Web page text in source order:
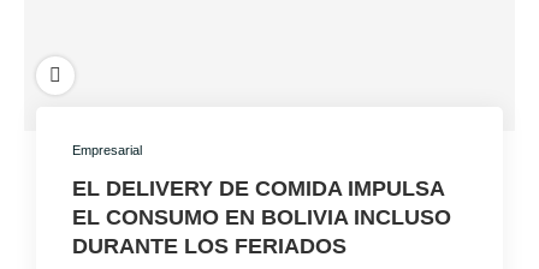
Empresarial
EL DELIVERY DE COMIDA IMPULSA
EL CONSUMO EN BOLIVIA INCLUSO
DURANTE LOS FERIADOS